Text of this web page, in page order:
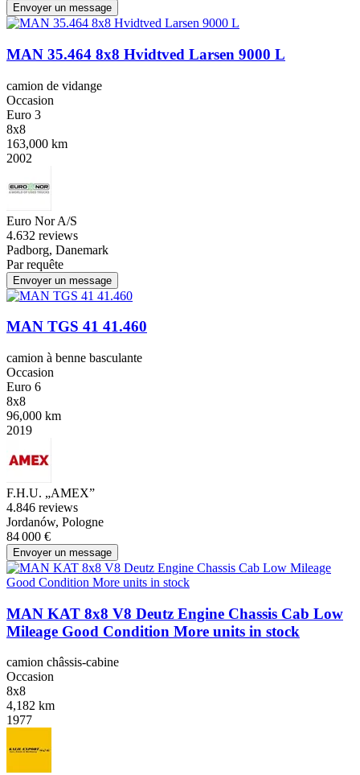
Envoyer un message
MAN 35.464 8x8 Hvidtved Larsen 9000 L
camion de vidange
Occasion
Euro 3
8x8
163,000 km
2002
Euro Nor A/S
4.632 reviews
Padborg, Danemark
Par requête
Envoyer un message
MAN TGS 41 41.460
camion à benne basculante
Occasion
Euro 6
8x8
96,000 km
2019
F.H.U. „AMEX”
4.846 reviews
Jordanów, Pologne
84 000 €
Envoyer un message
MAN KAT 8x8 V8 Deutz Engine Chassis Cab Low
Mileage Good Condition More units in stock
camion châssis-cabine
Occasion
8x8
4,182 km
1977